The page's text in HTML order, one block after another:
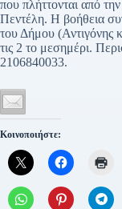
που πλήττονται από
Πεντέλη. Η βοήθεια
του Δήμου (Αντιγόνης
τις 2 το μεσημέρι.
2106840033.
Κοινοποιήστε: